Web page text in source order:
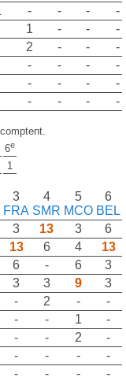
- - -
-
1 - -
-
2 - -
-
- - -
-
- - -
-
- - - -
6e
1
3
FRA
4
SMR
5
MCO
6
BEL
3 13 3
6
13 6 4
13
6 - 6
3
3 3 9
3
- 2 -
-
- - 1
-
- - 2
-
- - -
-
- - -
-